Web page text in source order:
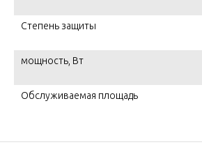
Степень защиты
мощность, Вт
Обслуживаемая площадь